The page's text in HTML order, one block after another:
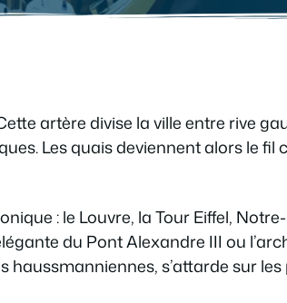
artère divise la ville entre rive
Les quais deviennent alors le fil
: le Louvre, la Tour Eiffel,
du Pont Alexandre III ou
haussmanniennes, s’attarde sur